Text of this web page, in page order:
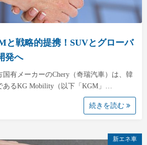
と戦略的提携！SUVとグローバ
発へ
国有メーカーのChery（奇瑞汽車）は、韓
あるKG Mobility（以下「KGM」…
続きを読む
新エネ車